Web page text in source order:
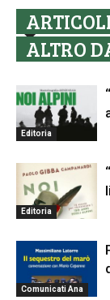
ALTRO
Editoria
Editoria
Comunicati Ana